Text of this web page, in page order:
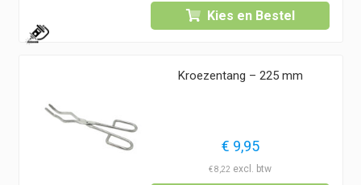
1
Kies en Bestel
Kroezentang – 225 mm
€ 9,95
€8,22